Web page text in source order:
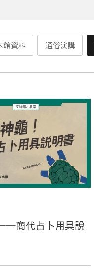
館資料 通俗演講
商代占卜用具說